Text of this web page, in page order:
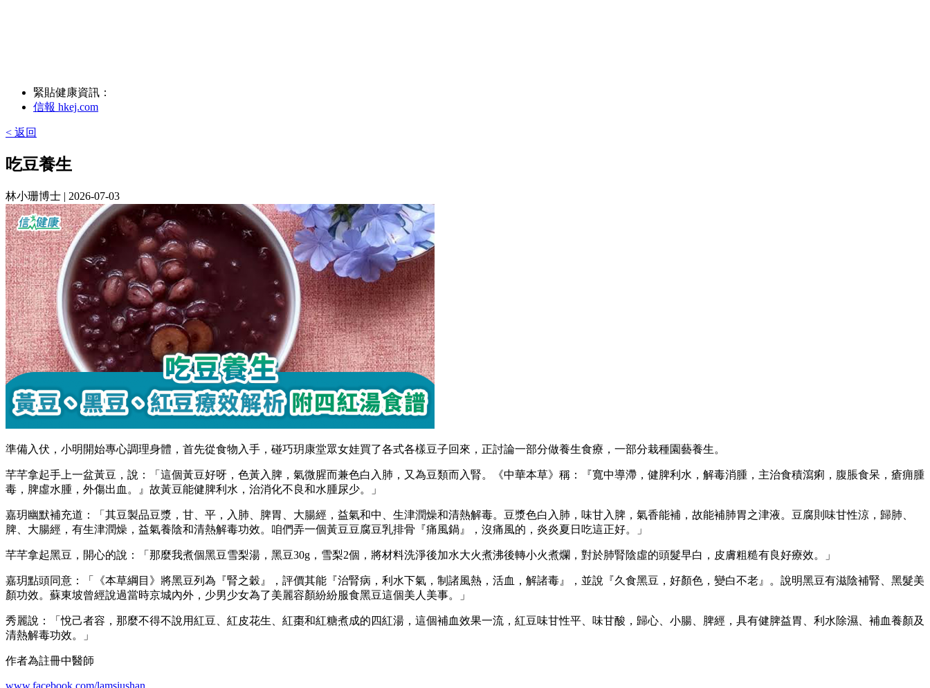
緊貼健康資訊：
信報 hkej.com
< 返回
吃豆養生
林小珊博士 | 2026-07-03
準備入伏，小明開始專心調理身體，首先從食物入手，碰巧玥康堂眾女娃買了各式各樣豆子回來，正討論一部分做養生食療，一部分栽種園藝養生。
芊芊拿起手上一盆黃豆，說：「這個黃豆好呀，色黃入脾，氣微腥而兼色白入肺，又為豆類而入腎。《中華本草》稱：『寬中導滯，健脾利水，解毒消腫，主治食積瀉痢，腹脹食呆，瘡痈腫
毒，脾虛水腫，外傷出血。』故黃豆能健脾利水，治消化不良和水腫尿少。」
嘉玥幽默補充道：「其豆製品豆漿，甘、平，入肺、脾胃、大腸經，益氣和中、生津潤燥和清熱解毒。豆漿色白入肺，味甘入脾，氣香能補，故能補肺胃之津液。豆腐則味甘性涼，歸肺、
脾、大腸經，有生津潤燥，益氣養陰和清熱解毒功效。咱們弄一個黃豆豆腐豆乳排骨『痛風鍋』，沒痛風的，炎炎夏日吃這正好。」
芊芊拿起黑豆，開心的說：「那麼我煮個黑豆雪梨湯，黑豆30g，雪梨2個，將材料洗淨後加水大火煮沸後轉小火煮爛，對於肺腎陰虛的頭髮早白，皮膚粗糙有良好療效。」
嘉玥點頭同意：「《本草綱目》將黑豆列為『腎之穀』，評價其能『治腎病，利水下氣，制諸風熱，活血，解諸毒』，並說『久食黑豆，好顏色，變白不老』。說明黑豆有滋陰補腎、黑髮美
顏功效。蘇東坡曾經說過當時京城內外，少男少女為了美麗容顏紛紛服食黑豆這個美人美事。」
秀麗說：「悅己者容，那麼不得不說用紅豆、紅皮花生、紅棗和紅糖煮成的四紅湯，這個補血效果一流，紅豆味甘性平、味甘酸，歸心、小腸、脾經，具有健脾益胃、利水除濕、補血養顏及
清熱解毒功效。」
作者為註冊中醫師